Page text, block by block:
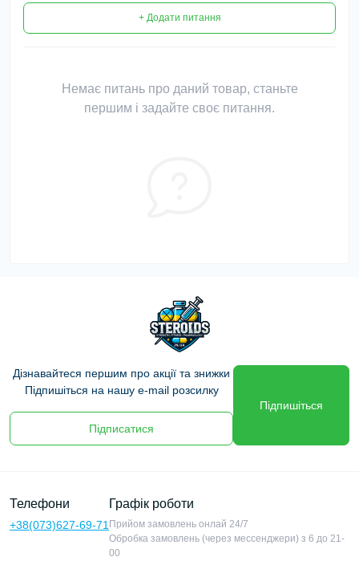
+ Додати питання
Немає питань про даний товар, станьте
першим і задайте своє питання.
Дізнавайтеся першим про акції та знижки
Підпишіться на нашу e-mail розсилку
Підписатися
Підпишіться
Телефони
+38(073)627-69-71
Графік роботи
Прийом замовлень онлай 24/7
Обробка замовлень (через мессенджери) з 6 до 21-
00